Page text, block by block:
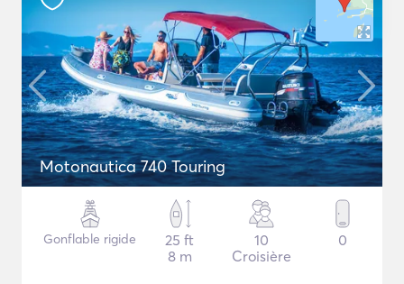
Motonautica 740 Touring
Gonflable rigide
25 ft
8 m
10
Croisière
0